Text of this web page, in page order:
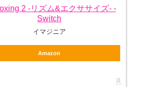
2 -リズム&エクササイズ- -
Switch
イマジニア
Amazon